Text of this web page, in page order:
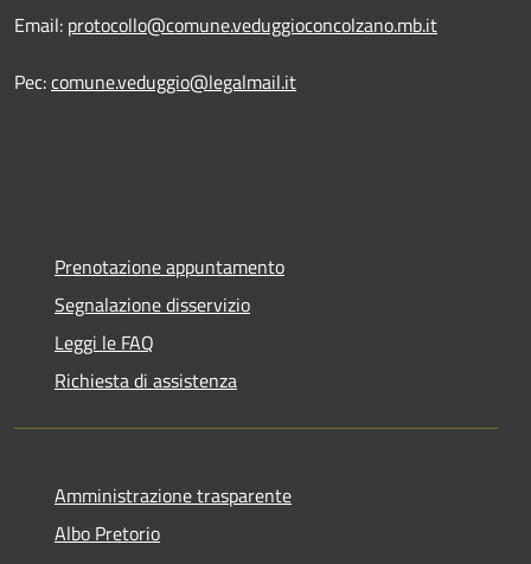
Email: protocollo@comune.veduggioconcolzano.mb.it
Pec:comune.veduggio@legalmail.it
Prenotazione appuntamento
Segnalazione disservizio
Leggi le FAQ
Richiesta di assistenza
Amministrazione trasparente
Albo Pretorio